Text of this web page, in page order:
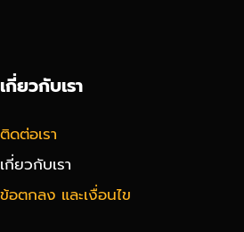
เกี่ยวกับเรา
ติดต่อเรา
เกี่ยวกับเรา
ข้อตกลง และเงื่อนไข